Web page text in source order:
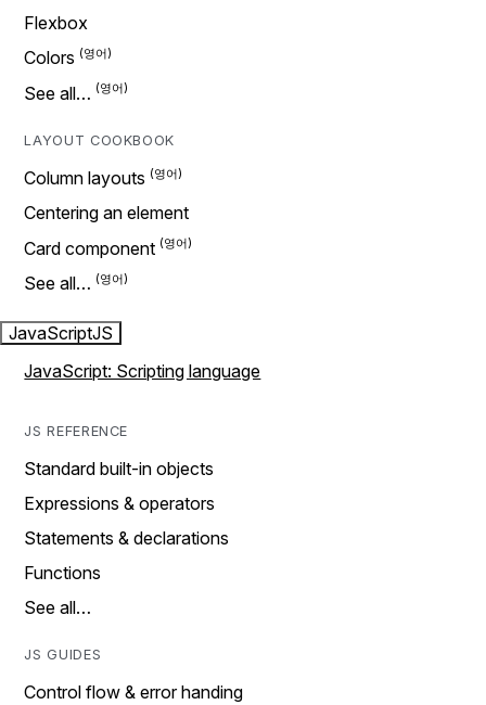
Flexbox
Colors
See all…
LAYOUT COOKBOOK
Column layouts
Centering an element
Card component
See all…
JavaScriptJS
JavaScript: Scripting language
JS REFERENCE
Standard built-in objects
Expressions & operators
Statements & declarations
Functions
See all…
JS GUIDES
Control flow & error handing